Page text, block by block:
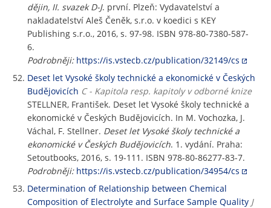
dějin, II. svazek D-J. první. Plzeň: Vydavatelství a
nakladatelství Aleš Čeněk, s.r.o. v koedici s KEY
Publishing s.r.o., 2016, s. 97-98. ISBN 978-80-7380-587-
6.
Podrobněji: https://is.vstecb.cz/publication/32149/cs
Deset let Vysoké školy technické a ekonomické v Českých
Budějovicích C - Kapitola resp. kapitoly v odborné knize
STELLNER, František. Deset let Vysoké školy technické a
ekonomické v Českých Budějovicích. In M. Vochozka, J.
Váchal, F. Stellner. Deset let Vysoké školy technické a
ekonomické v Českých Budějovicích. 1. vydání. Praha:
Setoutbooks, 2016, s. 19-111. ISBN 978-80-86277-83-7.
Podrobněji: https://is.vstecb.cz/publication/34954/cs
Determination of Relationship between Chemical
Composition of Electrolyte and Surface Sample Quality J